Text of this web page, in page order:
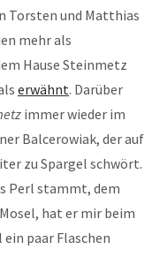
Torsten und Matthias
mehr als
Hause Steinmetz
erwähnt. Darüber
immer wieder im
Balcerowiak, der auf
zu Spargel schwört.
Perl stammt, dem
hat er mir beim
paar Flaschen